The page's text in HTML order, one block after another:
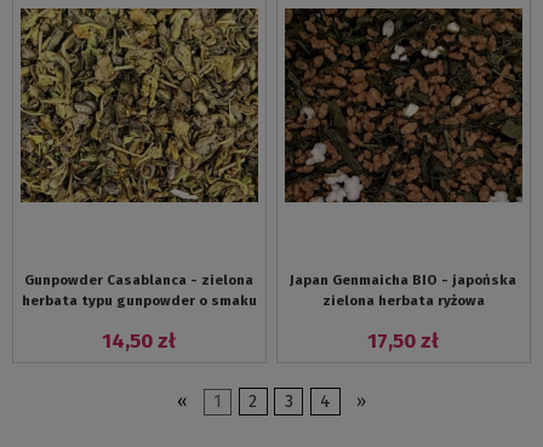
Gunpowder Casablanca - zielona
herbata typu gunpowder o smaku
14,50 zł
Japan Genmaicha BIO - japońska
zielona herbata ryżowa
17,50 zł
« 1 2 3 4 »